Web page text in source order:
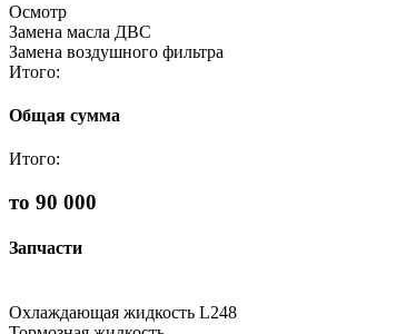
Осмотр
Замена масла ДВС
Замена воздушного фильтра
Итого:
Общая сумма
Итого:
то 90 000
Запчасти
Охлаждающая жидкость L248